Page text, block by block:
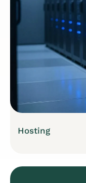
Hosting